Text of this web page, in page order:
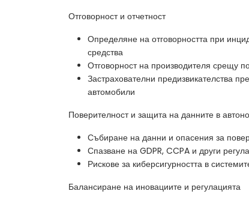
Отговорност и отчетност
Определяне на отговорността при
средства
Отговорност на производителя срещу
Застрахователни предизвикателства
автомобили
Поверителност и защита на данните в
Събиране на данни и опасения за
Спазване на GDPR, CCPA и други
Рискове за киберсигурността в
Балансиране на иновациите и регулацията